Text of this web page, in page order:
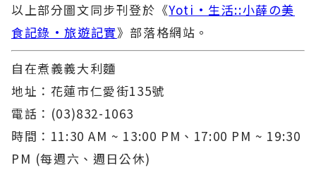
以上部分圖文同步刊登於《Yoti·生活::小薛の美
食記錄·旅遊記實》部落格網站。
自在煮義義大利麵
地址：花蓮市仁愛街135號
電話：(03)832-1063
時間：11:30 AM ~ 13:00 PM、17:00 PM ~ 19:30
PM (每週六、週日公休)